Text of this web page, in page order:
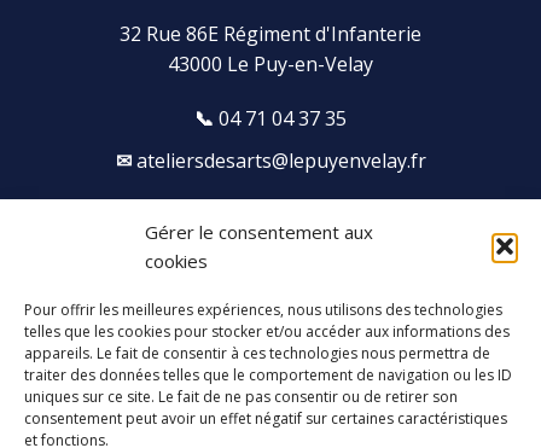
Gérer le consentement aux
cookies
Pour offrir les meilleures expériences, nous utilisons des technologies
telles que les cookies pour stocker et/ou accéder aux informations des
appareils. Le fait de consentir à ces technologies nous permettra de
traiter des données telles que le comportement de navigation ou les ID
uniques sur ce site. Le fait de ne pas consentir ou de retirer son
consentement peut avoir un effet négatif sur certaines caractéristiques
et fonctions.
32 Rue 86E Régiment d'Infanterie
43000 Le Puy-en-Velay
04 71 04 37 35
ateliersdesarts@lepuyenvelay.fr
S'inscrire à la newsletter